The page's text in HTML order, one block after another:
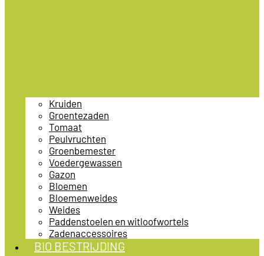
Kruiden
Groentezaden
Tomaat
Peulvruchten
Groenbemester
Voedergewassen
Gazon
Bloemen
Bloemenweides
Weides
Paddenstoelen en witloofwortels
Zadenaccessoires
BIO BESTRIJDING